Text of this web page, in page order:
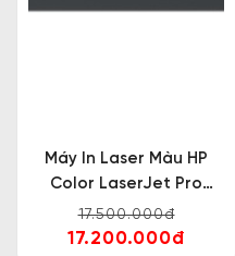
Máy In Laser Màu HP
Color LaserJet Pro
3203dw
17.500.000đ
17.200.000đ